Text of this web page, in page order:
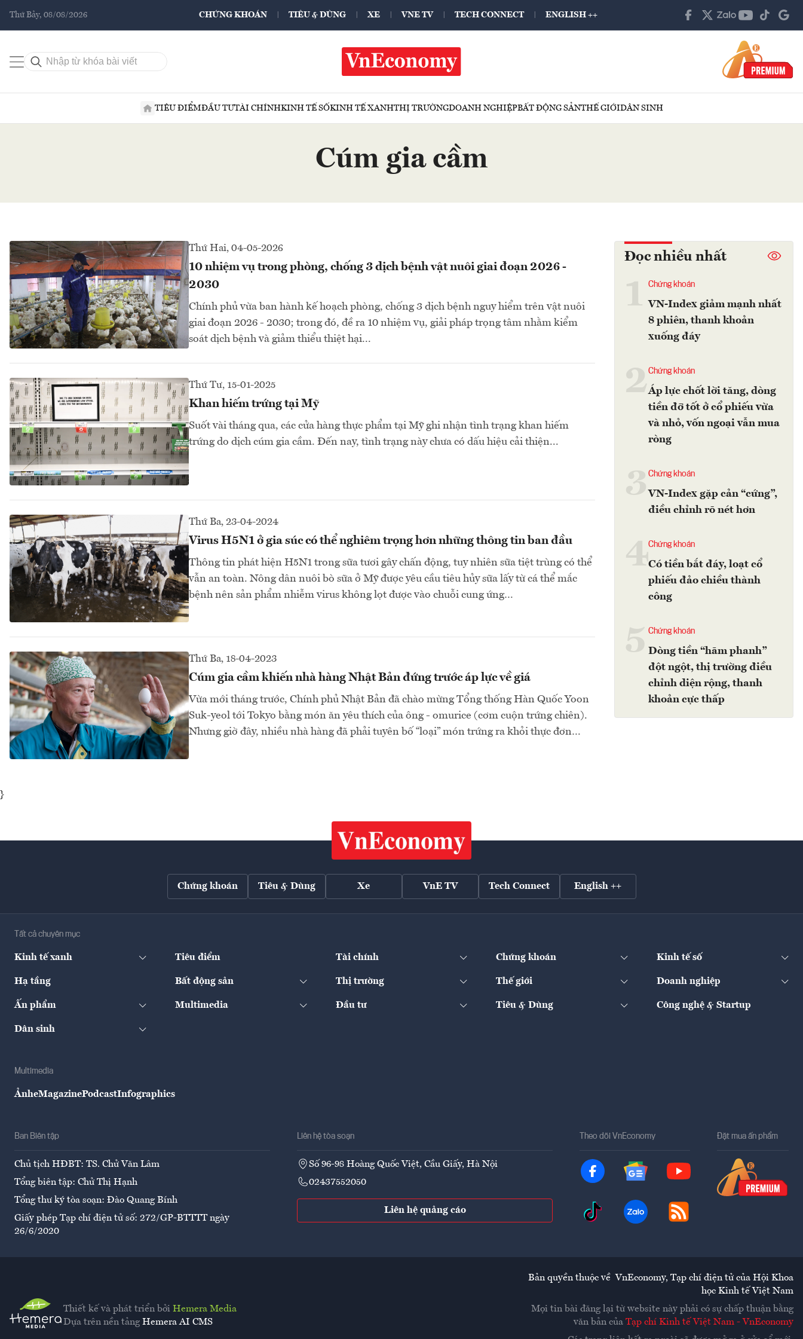
Thứ Bảy, 08/08/2026 CHỨNG KHOÁN TIÊU & DÙNG XE VNE TV TECH CONNECT ENGLISH ++
TIÊU ĐIỂMĐẦU TƯTÀI CHÍNHKINH TẾ SỐKINH TẾ XANHTHỊ TRƯỜNGDOANH NGHIỆPBẤT ĐỘNG SẢNTHẾ GIỚIDÂN SINH
Cúm gia cầm
Thứ Hai, 04-05-2026
10 nhiệm vụ trong phòng, chống 3 dịch bệnh vật nuôi giai đoạn 2026 -
2030
Chính phủ vừa ban hành kế hoạch phòng, chống 3 dịch bệnh nguy hiểm trên vật nuôi
giai đoạn 2026 - 2030; trong đó, đề ra 10 nhiệm vụ, giải pháp trọng tâm nhằm kiểm
soát dịch bệnh và giảm thiểu thiệt hại...
Thứ Tư, 15-01-2025
Khan hiếm trứng tại Mỹ
Suốt vài tháng qua, các cửa hàng thực phẩm tại Mỹ ghi nhận tình trạng khan hiếm
trứng do dịch cúm gia cầm. Đến nay, tình trạng này chưa có dấu hiệu cải thiện...
Thứ Ba, 23-04-2024
Virus H5N1 ở gia súc có thể nghiêm trọng hơn những thông tin ban đầu
Thông tin phát hiện H5N1 trong sữa tươi gây chấn động, tuy nhiên sữa tiệt trùng có thể
vẫn an toàn. Nông dân nuôi bò sữa ở Mỹ được yêu cầu tiêu hủy sữa lấy từ cá thể mắc
bệnh nên sản phẩm nhiễm virus không lọt được vào chuỗi cung ứng…
Thứ Ba, 18-04-2023
Cúm gia cầm khiến nhà hàng Nhật Bản đứng trước áp lực về giá
Vừa mới tháng trước, Chính phủ Nhật Bản đã chào mừng Tổng thống Hàn Quốc Yoon
Suk-yeol tới Tokyo bằng món ăn yêu thích của ông - omurice (cơm cuộn trứng chiên).
Nhưng giờ đây, nhiều nhà hàng đã phải tuyên bố “loại” món trứng ra khỏi thực đơn…
Đọc nhiều nhất
Chứng khoán
VN-Index giảm mạnh nhất
8 phiên, thanh khoản
xuống đáy
2Chứng khoán
Áp lực chốt lời tăng, dòng
tiền đỡ tốt ở cổ phiếu vừa
và nhỏ, vốn ngoại vẫn mua
ròng
Chứng khoán
VN-Index gặp cản “cứng”,
điều chỉnh rõ nét hơn
4Chứng khoán
Có tiền bắt đáy, loạt cổ
phiếu đảo chiều thành
công
Chứng khoán
Dòng tiền “hãm phanh”
đột ngột, thị trường điều
chỉnh diện rộng, thanh
khoản cực thấp
}
Chứng khoán Tiêu & Dùng Xe VnE TV Tech Connect English ++
Tất cả chuyên mục
Kinh tế xanh Tiêu điểm Tài chính Chứng khoán Kinh tế số
Hạ tầng Bất động sản Thị trường Thế giới Doanh nghiệp
Ấn phẩm Multimedia Đầu tư Tiêu & Dùng Công nghệ & Startup
Dân sinh
Multimedia
ẢnheMagazinePodcastInfographics
Ban Biên tập
Chủ tịch HĐBT: TS. Chử Văn Lâm
Tổng biên tập: Chử Thị Hạnh
Tổng thư ký tòa soạn: Đào Quang Bính
Giấy phép Tạp chí điện tử số: 272/GP-BTTTT ngày
26/6/2020
Liên hệ tòa soạn
Số 96-98 Hoàng Quốc Việt, Cầu Giấy, Hà Nội
02437552050
Liên hệ quảng cáo
Theo dõi VnEconomy Đặt mua ấn phẩm
Thiết kế và phát triển bởi Hemera Media
Dựa trên nền tảng Hemera AI CMS
Bản quyền thuộc về VnEconomy, Tạp chí điện tử của Hội Khoa
học Kinh tế Việt Nam
Mọi tin bài đăng lại từ website này phải có sự chấp thuận bằng
văn bản của Tạp chí Kinh tế Việt Nam - VnEconomy